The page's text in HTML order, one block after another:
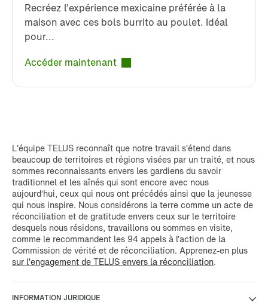
Recréez l’expérience mexicaine préférée à la
maison avec ces bols burrito au poulet. Idéal
pour...
Accéder maintenant
L'équipe TELUS reconnaît que notre travail s’étend dans
beaucoup de territoires et régions visées par un traité, et nous
sommes reconnaissants envers les gardiens du savoir
traditionnel et les aînés qui sont encore avec nous
aujourd’hui, ceux qui nous ont précédés ainsi que la jeunesse
qui nous inspire. Nous considérons la terre comme un acte de
réconciliation et de gratitude envers ceux sur le territoire
desquels nous résidons, travaillons ou sommes en visite,
comme le recommandent les 94 appels à l’action de la
Commission de vérité et de réconciliation. Apprenez-en plus
sur l'engagement de TELUS envers la réconciliation.
INFORMATION JURIDIQUE